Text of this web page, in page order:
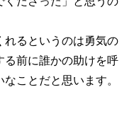
れるというのは勇気の
る前に誰かの助けを呼
ことだと思います。